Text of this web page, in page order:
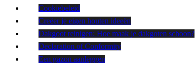
Cookiebeleid
Creëer je eigen houten ideeën
Dakgoot reinigen: Hoe maak je dakgoten schoon?
Declaration of Conformity
Een gazon aanleggen